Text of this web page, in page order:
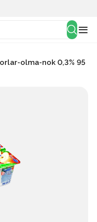
olma-nok 0,3% 95